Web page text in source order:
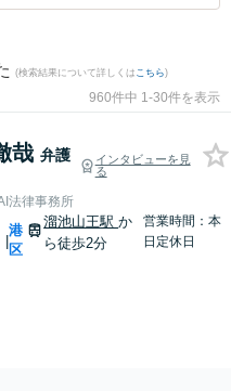
(検索結果について詳しくは こちら)
960件中 1-30件を表示
哉 弁護
インタビューを見
る
法律事務所
|
港
区
溜池山王駅か
ら徒歩2分
営業時間：本
日定休日